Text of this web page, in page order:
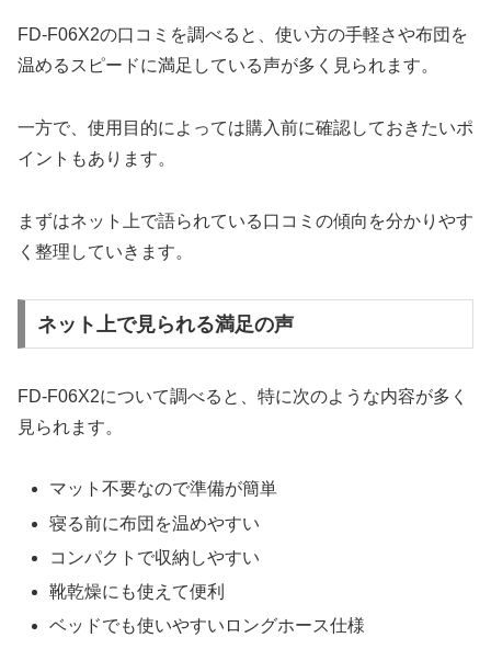
FD-F06X2の口コミを調べると、使い方の手軽さや布団を
温めるスピードに満足している声が多く見られます。
一方で、使用目的によっては購入前に確認しておきたいポ
イントもあります。
まずはネット上で語られている口コミの傾向を分かりやす
く整理していきます。
ネット上で見られる満足の声
FD-F06X2について調べると、特に次のような内容が多く
見られます。
マット不要なので準備が簡単
寝る前に布団を温めやすい
コンパクトで収納しやすい
靴乾燥にも使えて便利
ベッドでも使いやすいロングホース仕様